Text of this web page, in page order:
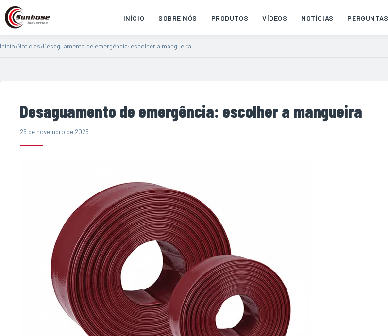
INÍCIO SOBRE NÓS PRODUTOS VÍDEOS NOTÍCIAS PERGUNTAS
Início›Notícias›Desaguamento de emergência: escolher a mangueira
Desaguamento de emergência: escolher a mangueira
25 de novembro de 2025